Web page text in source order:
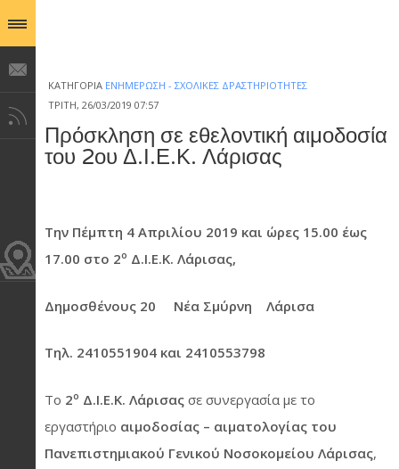
ΚΑΤΗΓΟΡΊΑ ΕΝΗΜΈΡΩΣΗ - ΣΧΟΛΙΚΈΣ ΔΡΑΣΤΗΡΙΌΤΗΤΕΣ
ΤΡΊΤΗ, 26/03/2019 07:57
Πρόσκληση σε εθελοντική αιμοδοσία
του 2ου Δ.Ι.Ε.Κ. Λάρισας
Την Πέμπτη 4 Απριλίου 2019 και ώρες 15.00 έως
17.00 στο 2ο Δ.Ι.Ε.Κ. Λάρισας,
Δημοσθένους 20 Νέα Σμύρνη Λάρισα
Τηλ. 2410551904 και 2410553798
Το 2ο Δ.Ι.Ε.Κ. Λάρισας σε συνεργασία με το
εργαστήριο αιμοδοσίας – αιματολογίας του
Πανεπιστημιακού Γενικού Νοσοκομείου Λάρισας,